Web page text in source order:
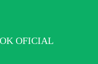
OFICIAL